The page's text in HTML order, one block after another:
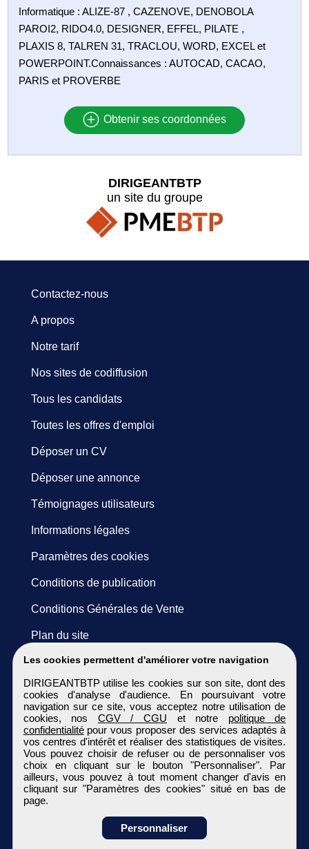
Informatique : ALIZE-87 , CAZENOVE, DENOBOLA
PAROI2, RIDO4.0, DESIGNER, EFFEL, PILATE ,
PLAXIS 8, TALREN 31, TRACLOU, WORD, EXCEL et
POWERPOINT.Connaissances : AUTOCAD, CACAO,
PARIS et PROVERBE
Obtenir ses coordonnées
Les cookies permettent d'améliorer votre navigation
DIRIGEANTBTP utilise les cookies sur son site, dont des
cookies d'analyse d'audience. En poursuivant votre
navigation sur ce site, vous acceptez notre utilisation de
cookies, nos CGV / CGU et notre politique de
confidentialitépour vous proposer des services adaptés à
vos centres d'intérêt et réaliser des statistiques de visites.
Vous pouvez choisir de refuser ou de personnaliser vos
choix en cliquant sur le bouton "Personnaliser". Par
ailleurs, vous pouvez à tout moment changer d'avis en
cliquant sur "Paramètres des cookies" situé en bas de
page.
Personnaliser
DIRIGEANTBTP
un site du groupe
Contactez-nous
A propos
Notre tarif
Nos sites de codiffusion
Tous les candidats
Toutes les offres d'emploi
Déposer un CV
Déposer une annonce
Témoignages utilisateurs
Informations légales
Paramètres des cookies
Conditions de publication
Conditions Générales de Vente
Plan du site